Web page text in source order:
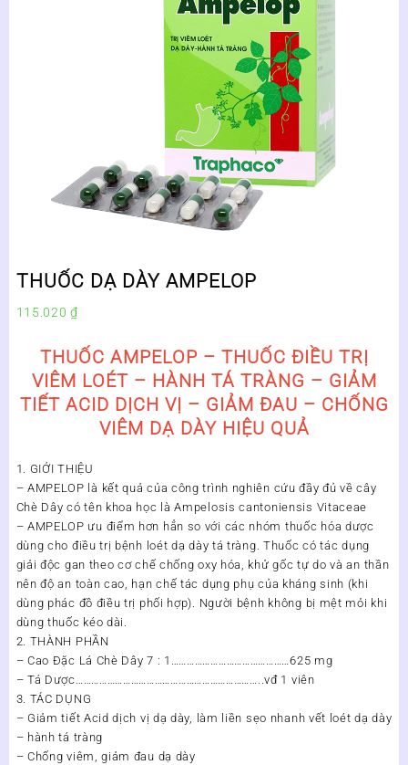
THUỐC DẠ DÀY AMPELOP
115.020₫
THUỐC AMPELOP – THUỐC ĐIỀU TRỊ
VIÊM LOÉT – HÀNH TÁ TRÀNG – GIẢM
TIẾT ACID DỊCH VỊ – GIẢM ĐAU – CHỐNG
VIÊM DẠ DÀY HIỆU QUẢ
1. GIỚI THIỆU
– AMPELOP là kết quả của công trình nghiên cứu đầy đủ về cây
Chè Dây có tên khoa học là Ampelosis cantoniensis Vitaceae
– AMPELOP ưu điểm hơn hẳn so với các nhóm thuốc hóa dược
dùng cho điều trị bệnh loét dạ dày tá tràng. Thuốc có tác dụng
giải độc gan theo cơ chế chống oxy hóa, khử gốc tự do và an thần
nên độ an toàn cao, hạn chế tác dụng phụ của kháng sinh (khi
dùng phác đồ điều trị phối hợp). Người bệnh không bị mệt mỏi khi
dùng thuốc kéo dài.
2. THÀNH PHẦN
– Cao Đặc Lá Chè Dây 7 : 1………………………………………625 mg
– Tá Dược……………………………………………………………..vđ 1 viên
3. TÁC DỤNG
– Giảm tiết Acid dịch vị dạ dày, làm liền sẹo nhanh vết loét dạ dày
– hành tá tràng
– Chống viêm, giảm đau dạ dày